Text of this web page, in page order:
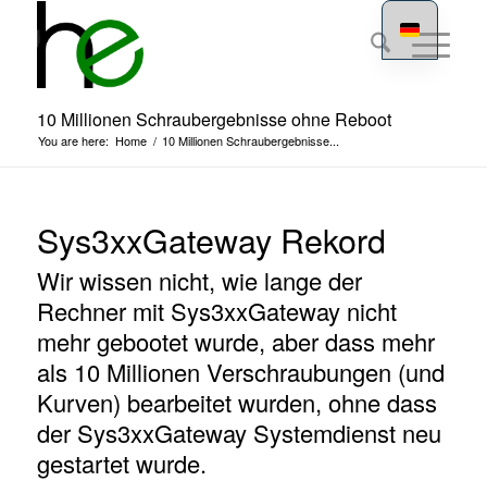
10 Millionen Schraubergebnisse ohne Reboot
You are here: Home / 10 Millionen Schraubergebnisse...
Sys3xxGateway Rekord
Wir wissen nicht, wie lange der
Rechner mit Sys3xxGateway nicht
mehr gebootet wurde, aber dass mehr
als 10 Millionen Verschraubungen (und
Kurven) bearbeitet wurden, ohne dass
der Sys3xxGateway Systemdienst neu
gestartet wurde.